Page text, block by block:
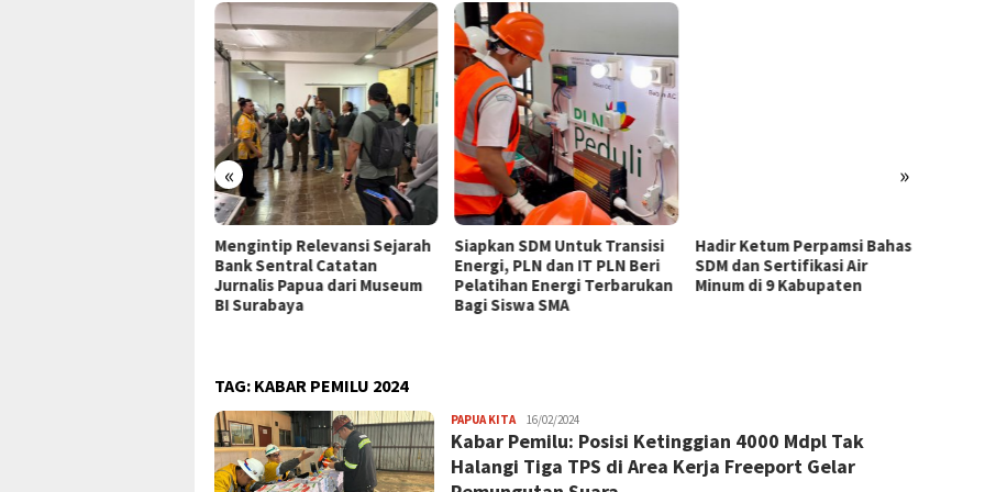
« »
Mengintip Relevansi Sejarah
Bank Sentral Catatan
Jurnalis Papua dari Museum
BI Surabaya
Siapkan SDM Untuk Transisi
Energi, PLN dan IT PLN Beri
Pelatihan Energi Terbarukan
Bagi Siswa SMA
Hadir Ketum Perpamsi Bahas
SDM dan Sertifikasi Air
Minum di 9 Kabupaten
TAG: KABAR PEMILU 2024
PAPUA KITAJPatading
16/02/2024
Kabar Pemilu: Posisi Ketinggian 4000 Mdpl Tak
Halangi Tiga TPS di Area Kerja Freeport Gelar